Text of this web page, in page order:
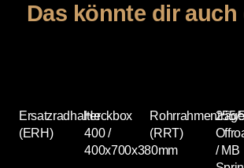
Das könnte dir auch
Ersatzradhalter
(ERH)
Heckbox
400 /
400x700x380mm
(RRT)
255/
/ MB